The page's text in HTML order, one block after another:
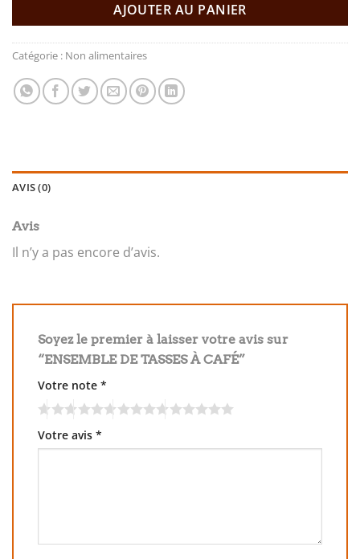
AJOUTER AU PANIER
Catégorie : Non alimentaires
AVIS (0)
Avis
Il n’y a pas encore d’avis.
Soyez le premier à laisser votre avis sur
“ENSEMBLE DE TASSES À CAFÉ”
Votre note *
Votre avis *